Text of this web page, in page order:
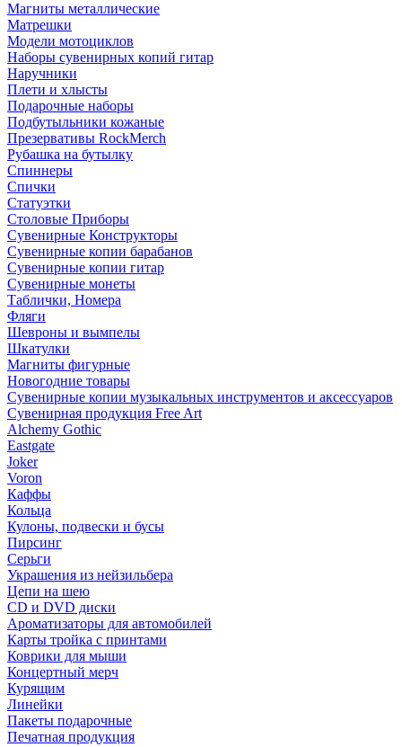
Магниты металлические
Матрешки
Модели мотоциклов
Наборы сувенирных копий гитар
Наручники
Плети и хлысты
Подарочные наборы
Подбутыльники кожаные
Презервативы RockMerch
Рубашка на бутылку
Спиннеры
Спички
Статуэтки
Столовые Приборы
Сувенирные Конструкторы
Сувенирные копии барабанов
Сувенирные копии гитар
Сувенирные монеты
Таблички, Номера
Фляги
Шевроны и вымпелы
Шкатулки
Магниты фигурные
Новогодние товары
Сувенирные копии музыкальных инструментов и аксессуаров
Сувенирная продукция Free Art
Alchemy Gothic
Eastgate
Joker
Voron
Каффы
Кольца
Кулоны, подвески и бусы
Пирсинг
Серьги
Украшения из нейзильбера
Цепи на шею
CD и DVD диски
Ароматизаторы для автомобилей
Карты тройка с принтами
Коврики для мыши
Концертный мерч
Курящим
Линейки
Пакеты подарочные
Печатная продукция